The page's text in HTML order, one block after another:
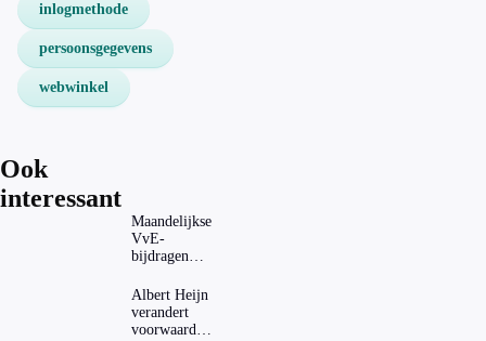
inlogmethode
persoonsgegevens
webwinkel
Ook
interessant
Maandelijkse
VvE-
bijdragen
dat invloed
op je
hypotheek?
Albert Heijn
verandert
voorwaarden